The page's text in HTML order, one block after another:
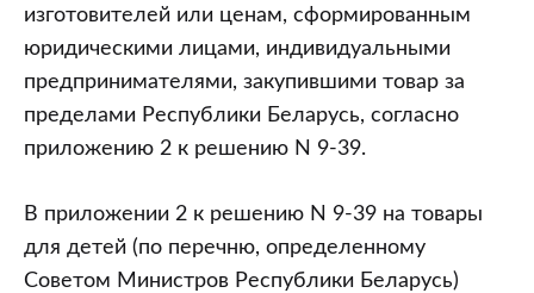
изготовителей или ценам, сформированным
юридическими лицами, индивидуальными
предпринимателями, закупившими товар за
пределами Республики Беларусь, согласно
приложению 2 к решению N 9-39.
В приложении 2 к решению N 9-39 на товары
для детей (по перечню, определенному
Советом Министров Республики Беларусь)